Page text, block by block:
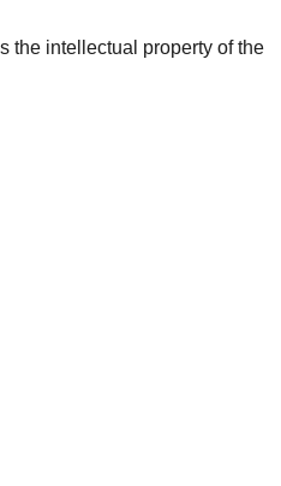
the intellectual property of the